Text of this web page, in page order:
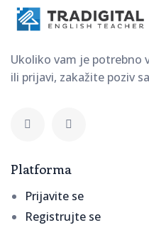
Ukoliko vam je potrebno
ili prijavi, zakažite poziv
Platforma
Prijavite se
Registrujte se